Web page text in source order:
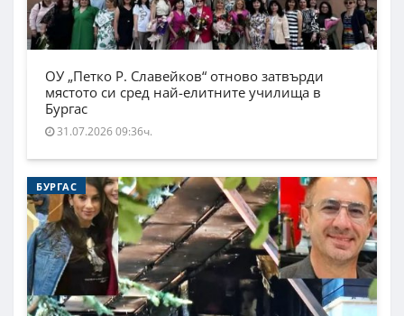
ОУ „Петко Р. Славейков“ отново затвърди
мястото си сред най-елитните училища в
Бургас
31.07.2026 09:36ч.
БУРГАС